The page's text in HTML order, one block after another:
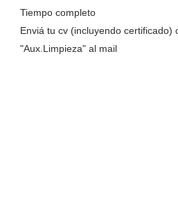
Tiempo completo
Enviá tu cv (incluyendo certificado)
"Aux.Limpieza" al mail